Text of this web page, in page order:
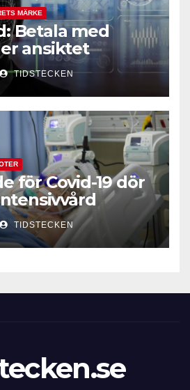
MÄRKE
Betala med
ansiktet
TIDSTECKEN
för Covid-19 dör
TIDSTECKEN